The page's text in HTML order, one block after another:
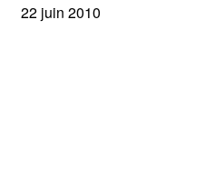
22 juin 2010